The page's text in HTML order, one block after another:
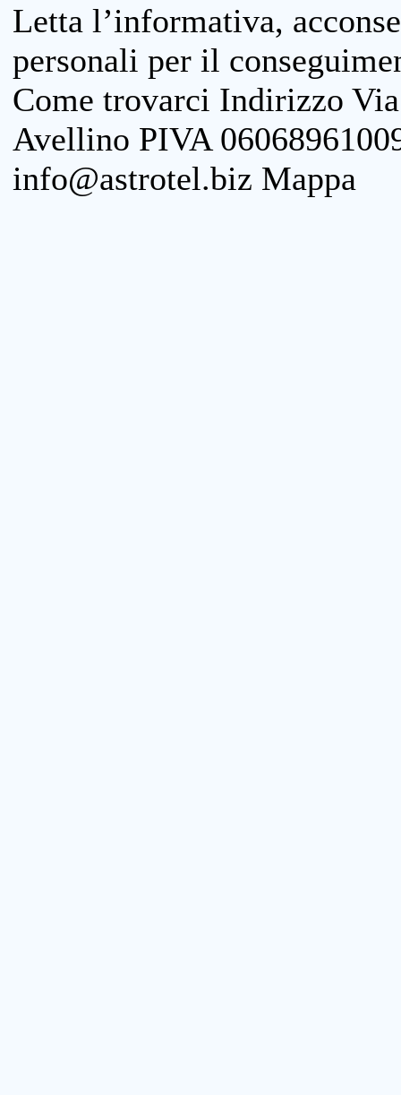
Letta l’informativa,
personali per il
Come trovarci Indirizzo
Avellino PIVA
info@astrotel.biz Mappa